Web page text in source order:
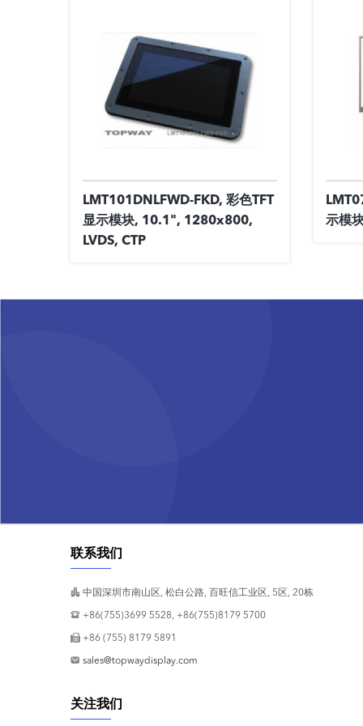
LMT101DNLFWD-FKD, 彩色TFT
显示模块, 10.1", 1280x800,
LVDS, CTP
示模
联系我们
中国深圳市南山区, 松白公路, 百旺信工业区, 5区, 20栋
+86(755)3699 5528, +86(755)8179 5700
+86 (755) 8179 5891
sales@topwaydisplay.com
关注我们